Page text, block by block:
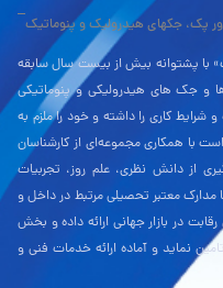
پک، جکهای هیدرولیک و پنوماتیک
با پشتوانه بیش از بیست سال سابقه
و جک های هیدرولیکی و پنوماتیکی
کاری را داشته و خود را ملزم به
همکاری مجموعه‌ای از کارشناسان
از دانش نظری، علم روز، تجربیات
مدارک معتبر تحصیلی مرتبط در داخل و
در بازار جهانی ارائه داده و بخش
نماید و آماده ارائه خدمات فنی و